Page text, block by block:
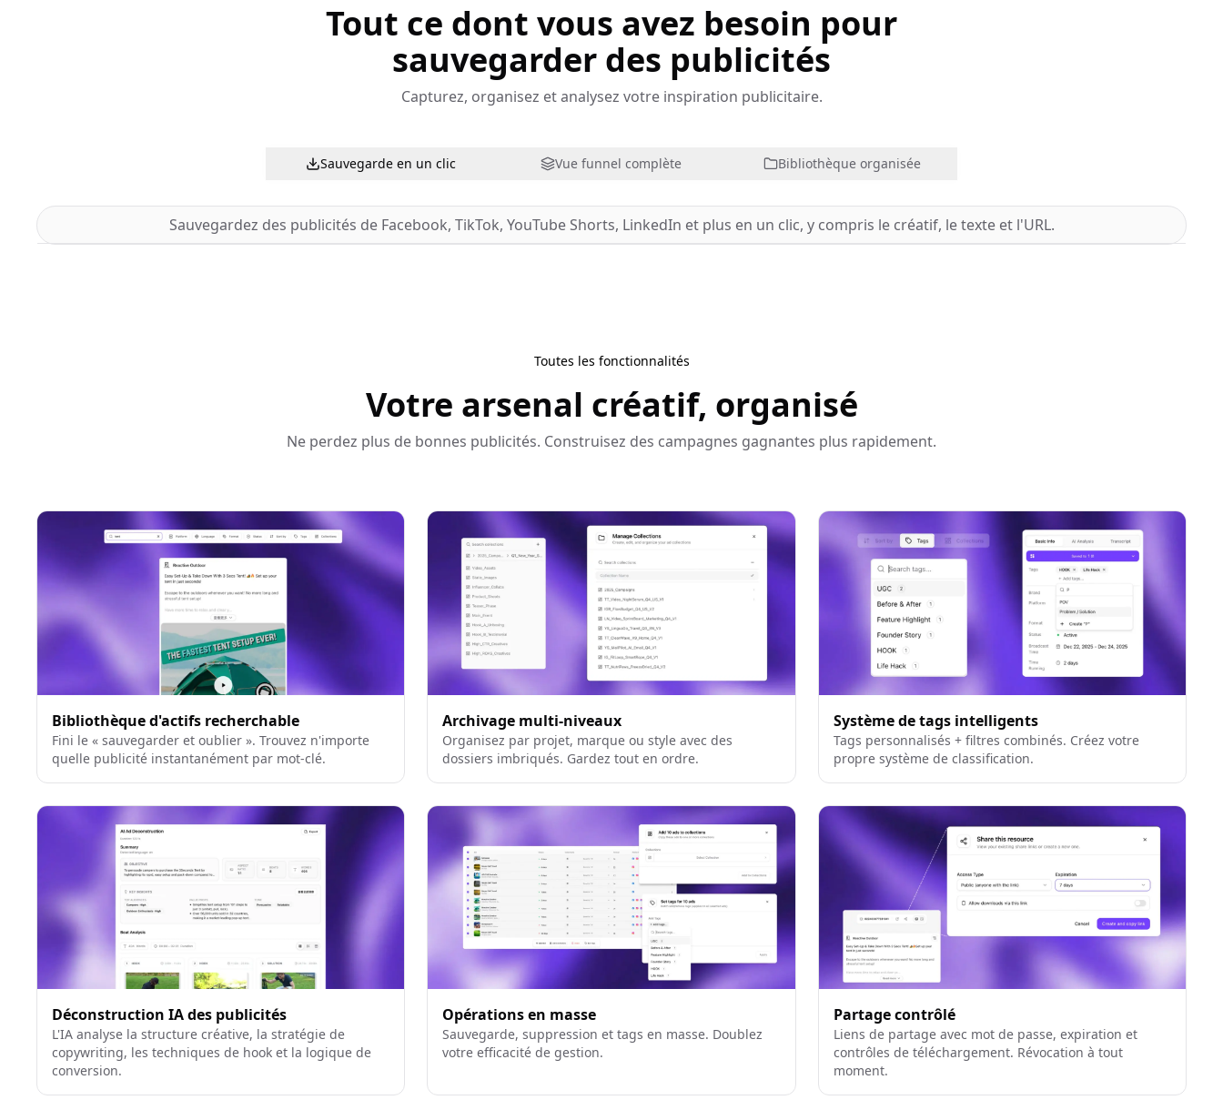
Tout ce dont vous avez besoin pour
sauvegarder des publicités
Capturez, organisez et analysez votre inspiration publicitaire.
Sauvegarde en un clic Vue funnel complète Bibliothèque organisée
Sauvegardez des publicités de Facebook, TikTok, YouTube Shorts, LinkedIn et plus en un clic, y compris le créatif, le texte et l'URL.
Toutes les fonctionnalités
Votre arsenal créatif, organisé
Ne perdez plus de bonnes publicités. Construisez des campagnes gagnantes plus rapidement.
Bibliothèque d'actifs recherchable
Fini le « sauvegarder et oublier ». Trouvez n'importe
quelle publicité instantanément par mot-clé.
Archivage multi-niveaux
Organisez par projet, marque ou style avec des
dossiers imbriqués. Gardez tout en ordre.
Système de tags intelligents
Tags personnalisés + filtres combinés. Créez votre
propre système de classification.
Déconstruction IA des publicités
L'IA analyse la structure créative, la stratégie de
copywriting, les techniques de hook et la logique de
conversion.
Opérations en masse
Sauvegarde, suppression et tags en masse. Doublez
votre efficacité de gestion.
Partage contrôlé
Liens de partage avec mot de passe, expiration et
contrôles de téléchargement. Révocation à tout
moment.